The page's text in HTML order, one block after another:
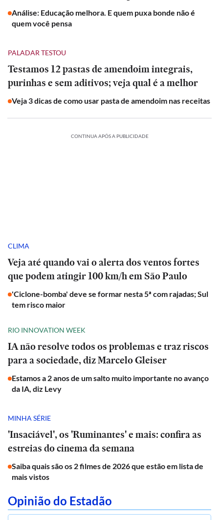
Análise: Educação melhora. E quem puxa bonde não é
quem você pensa
PALADAR TESTOU
Testamos 12 pastas de amendoim integrais,
purinhas e sem aditivos; veja qual é a melhor
Veja 3 dicas de como usar pasta de amendoim nas receitas
CONTINUA APÓS A PUBLICIDADE
CLIMA
Veja até quando vai o alerta dos ventos fortes
que podem atingir 100 km/h em São Paulo
'Ciclone-bomba' deve se formar nesta 5ª com rajadas; Sul
tem risco maior
RIO INNOVATION WEEK
IA não resolve todos os problemas e traz riscos
para a sociedade, diz Marcelo Gleiser
Estamos a 2 anos de um salto muito importante no avanço
da IA, diz Levy
MINHA SÉRIE
'Insaciável', os 'Ruminantes' e mais: confira as
estreias do cinema da semana
Saiba quais são os 2 filmes de 2026 que estão em lista de
mais vistos
Opinião do Estadão